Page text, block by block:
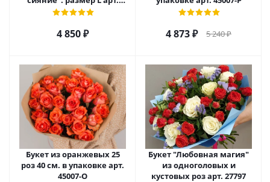
28483/L
4 850₽ 4 873₽ 5 240₽
Букет из оранжевых 25
роз 40 см. в упаковке арт.
45007-О
Букет "Любовная магия"
из одноголовых и
кустовых роз арт. 27797